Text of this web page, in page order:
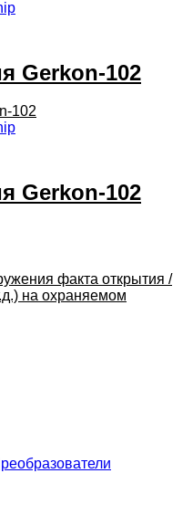
Gerkon-102
Gerkon-102
факта открытия /
на охраняемом